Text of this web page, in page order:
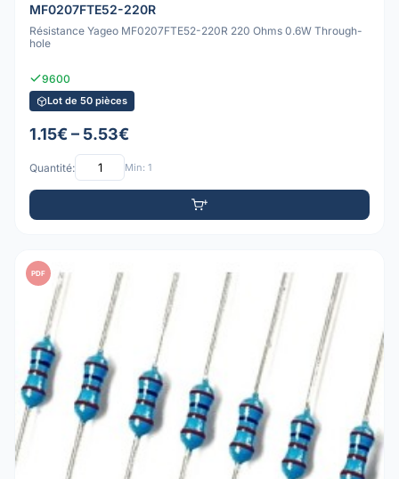
MF0207FTE52-220R
Résistance Yageo MF0207FTE52-220R 220 Ohms 0.6W Through-
hole
9600
Lot de 50 pièces
1.15€ – 5.53€
Quantité: Min: 1
PDF